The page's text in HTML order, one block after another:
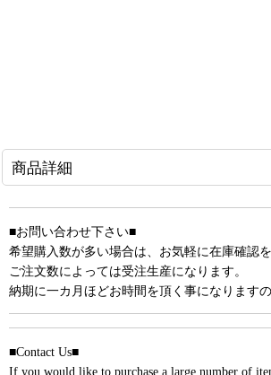
商品詳細
■お問い合わせ下さい■
希望購入数が多い場合は、お気軽に在庫確認
ご注文数によっては受注生産になります。
納期に一カ月ほどお時間を頂く事になります
■Contact Us■
If you would like to purchase a large number of